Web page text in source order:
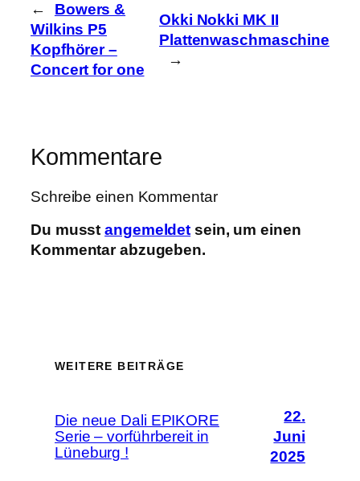
←
Bowers &
Wilkins P5
Kopfhörer –
Concert for one
Okki Nokki MK II
Plattenwaschmaschine
→
Kommentare
Schreibe einen Kommentar
Du musstangemeldet sein, um einen
Kommentar abzugeben.
WEITERE BEITRÄGE
Die neue Dali EPIKORE
Serie – vorführbereit in
Lüneburg !
22.
Juni
2025